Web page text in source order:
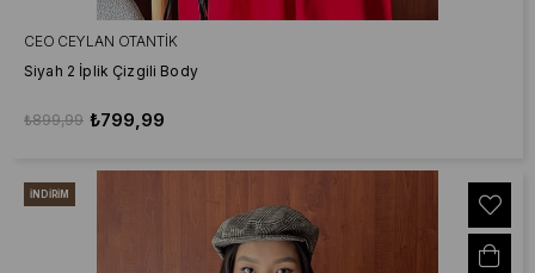
CEO CEYLAN OTANTIK
Siyah 2 İplik Çizgili Body
₺799,99
₺899,99
İNDIRIM